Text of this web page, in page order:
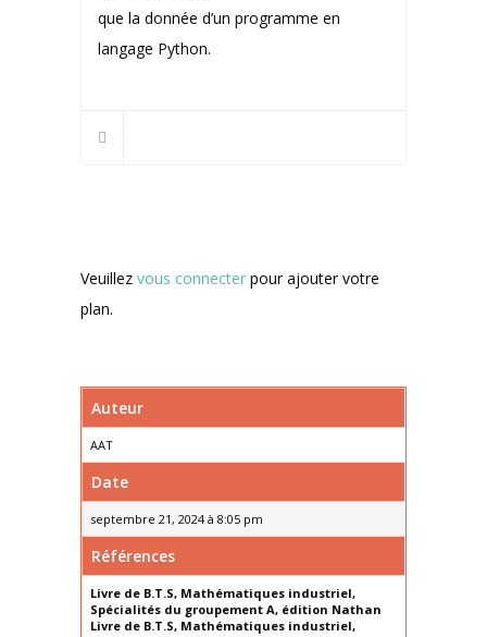
que la donnée d’un programme en
langage Python.
Veuillez vous connecter pour ajouter votre
plan.
Auteur
AAT
Date
septembre 21, 2024 à 8:05 pm
Références
Livre de B.T.S, Mathématiques industriel,
Spécialités du groupement A, édition Nathan
Livre de B.T.S, Mathématiques industriel,